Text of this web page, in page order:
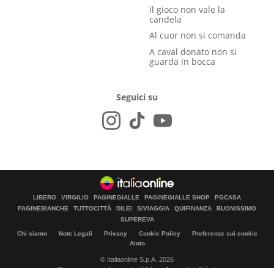
Il gioco non vale la
candela
Al cuor non si comanda
A caval donato non si
guarda in bocca
Seguici su
LIBERO VIRGILIO PAGINEGIALLE PAGINEGIALLE SHOP
PGCASA
PAGINEBIANCHE
TUTTOCITTÀ DILEI SIVIAGGIA QUIFINANZA
BUONISSIMO
SUPEREVA
Chi siamo Note Legali Privacy Cookie Policy
Preferenze sui cookie
Aiuto
© Italiaonline S.p.A. 2026